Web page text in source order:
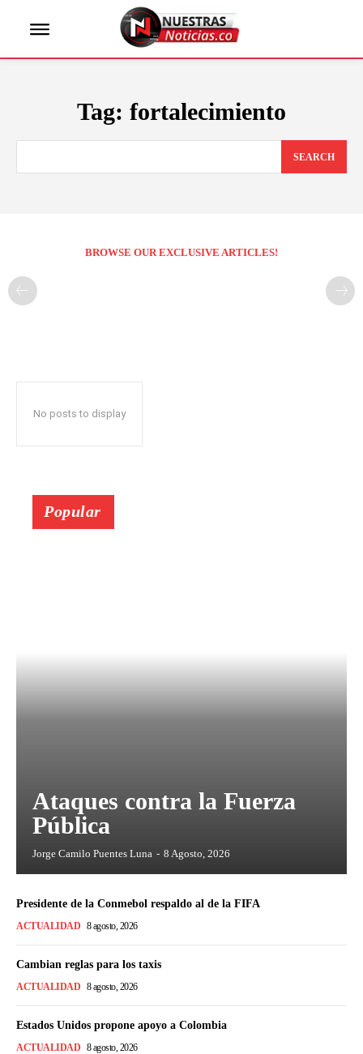
Tag: fortalecimiento
SEARCH
BROWSE OUR EXCLUSIVE ARTICLES!
No posts to display
Popular
Ataques contra la Fuerza
Pública
Jorge Camilo Puentes Luna - 8 Agosto, 2026
Presidente de la Conmebol respaldo al de la FIFA
ACTUALIDAD 8 agosto, 2026
Cambian reglas para los taxis
ACTUALIDAD 8 agosto, 2026
Estados Unidos propone apoyo a Colombia
ACTUALIDAD 8 agosto, 2026